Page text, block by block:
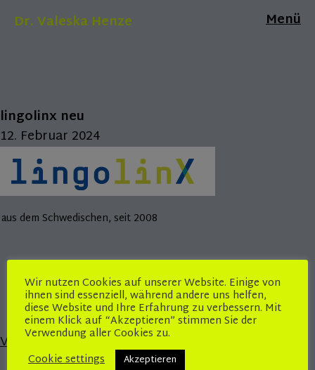
Dr. Valeska Henze Menü
lingolinx neu
12. Februar 2024
aus dem Schwedischen, seit 2008
Vorheriges Bild
Wir nutzen Cookies auf unserer Website. Einige von
ihnen sind essenziell, während andere uns helfen,
diese Website und Ihre Erfahrung zu verbessern. Mit
einem Klick auf “Akzeptieren” stimmen Sie der
Verwendung aller Cookies zu.
Cookie settings
Akzeptieren